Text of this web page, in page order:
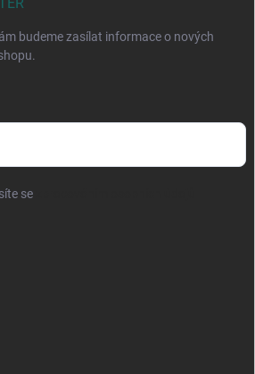
budeme zasílat informace o nových
se